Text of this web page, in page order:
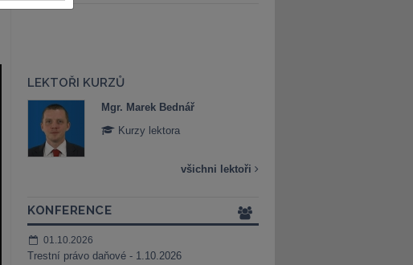
LEKTOŘI KURZŮ
Mgr. Marek Bednář
Kurzy lektora
všichni lektoři
KONFERENCE
01.10.2026
Trestní právo daňové - 1.10.2026